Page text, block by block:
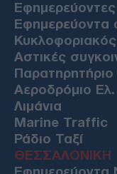
Εφημερεύοντες
Εφημερεύοντα
Αστικές
Αεροδρόμιο Ελ.
Λιμάνια
Marine Traffic
Ράδιο Ταξί
ΘΕΣΣΑΛΟΝΙΚΗ